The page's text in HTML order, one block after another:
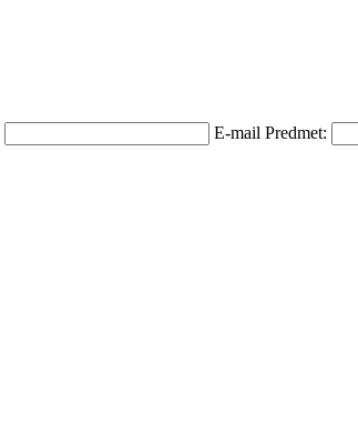
E-mail Predmet: